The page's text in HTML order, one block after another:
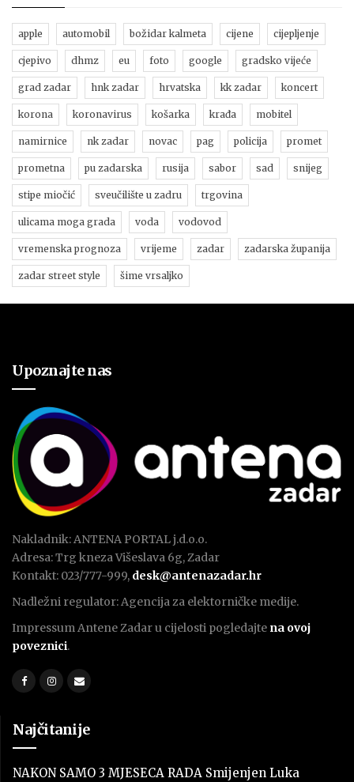
apple automobil božidar kalmeta cijene cijepljenje
cjepivo dhmz eu foto google gradsko vijeće
grad zadar hnk zadar hrvatska kk zadar koncert
korona koronavirus košarka krađa mobitel
namirnice nk zadar novac pag policija promet
prometna pu zadarska rusija sabor sad snijeg
stipe miočić sveučilište u zadru trgovina
ulicama moga grada voda vodovod
vremenska prognoza vrijeme zadar zadarska županija
zadar street style šime vrsaljko
Upoznajte nas
Nakladnik: ANTENA PORTAL j.d.o.o.
Adresa: Trg kneza Višeslava 6g, Zadar
Kontakt: 023/777-999, desk@antenazadar.hr
Nadležni regulator: Agencija za elektorničke medije.
Impressum Antene Zadar u cijelosti pogledajte na ovoj
poveznici.
Najčitanije
NAKON SAMO 3 MJESECA RADA Smijenjen Luka